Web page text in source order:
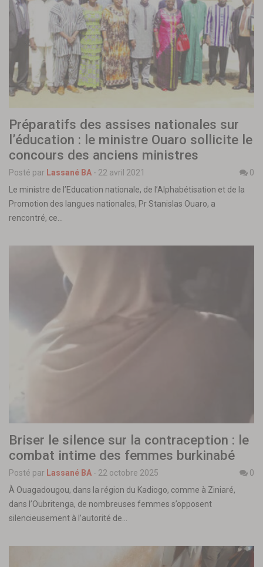
Préparatifs des assises nationales sur
l’éducation : le ministre Ouaro sollicite le
concours des anciens ministres
Posté par Lassané BA - 22 avril 2021
0
Le ministre de l’Education nationale, de l’Alphabétisation et de la
Promotion des langues nationales, Pr Stanislas Ouaro, a
rencontré, ce…
Briser le silence sur la contraception : le
combat intime des femmes burkinabé
Posté par Lassané BA - 22 octobre 2025
0
À Ouagadougou, dans la région du Kadiogo, comme à Ziniaré,
dans l’Oubritenga, de nombreuses femmes s’opposent
silencieusement à l’autorité de…